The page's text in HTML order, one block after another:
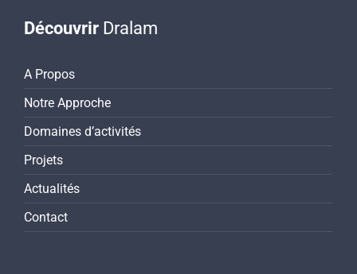
Découvrir Dralam
A Propos
Notre Approche
Domaines d’activités
Projets
Actualités
Contact